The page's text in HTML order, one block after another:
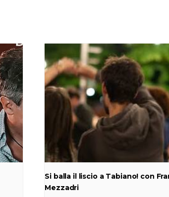
Si balla il liscio a Tabiano! con
Mezzadri